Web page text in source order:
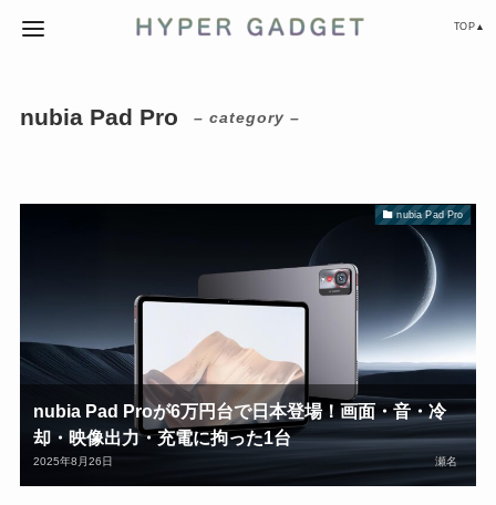
TOP▲
nubia Pad Pro – category –
nubia Pad Pro
nubia Pad Proが6万円台で日本登場！画面・音・冷
却・映像出力・充電に拘った1台
2025年8月26日 瀬名